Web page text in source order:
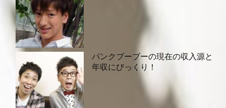
パンクブーブーの現在の収入源と
年収にびっくり！